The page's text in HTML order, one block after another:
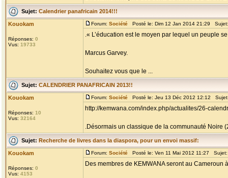
Sujet: Calendrier panafricain 2014!!!
Kouokam
Réponses: 0
Vus: 19733
Forum: Société Posté le: Dim 12 Jan 2014 21:29
.« L’éducation est le moyen par lequel un peuple
Marcus Garvey.
Souhaitez vous que le ...
Sujet: CALENDRIER PANAFRICAIN 2013!!
Kouokam
Réponses: 10
Vus: 32164
Forum: Société Posté le: Jeu 13 Déc 2012 12:12
http://kemwana.com/index.php/actualites/26-
.Désormais un classique de la communauté Noire
Sujet: Recherche de livres dans la diaspora, pour un envoi massif:
Kouokam
Réponses: 0
Vus: 4153
Forum: Société Posté le: Ven 11 Mai 2012 11:27
Des membres de KEMWANA seront au Cameroun